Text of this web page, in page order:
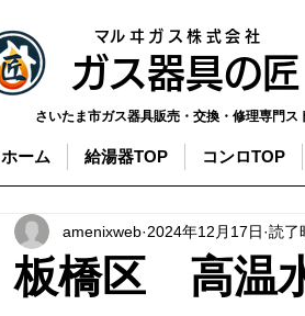
​マルヰガス株式会社
​ガス器具の匠
さいたま市ガス器具販売・交換・修理専門ス
ホーム 給湯器TOP コンロTOP
板橋区 高温
amenixweb 2024年12月17日 読了